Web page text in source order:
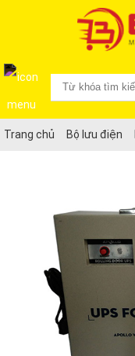
Trang chủ Bộ lưu điện